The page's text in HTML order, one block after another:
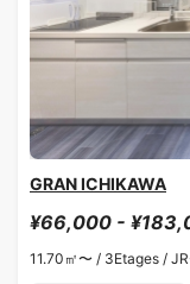
GRAN ICHIKAWA
¥66,000 -
11.70㎡〜 / 3Etages /